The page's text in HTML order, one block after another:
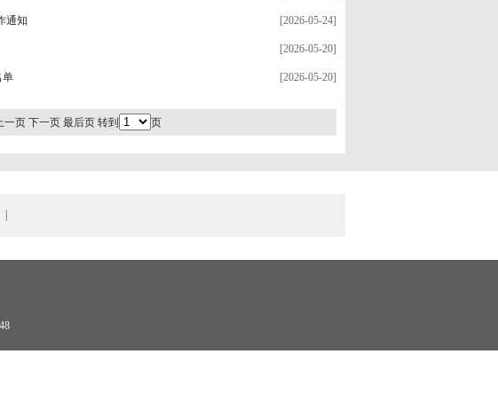
通知 [2026-05-24]
[2026-05-20]
单 [2026-05-20]
一页 下一页 最后页转到 页